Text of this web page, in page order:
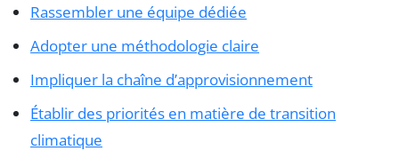
Rassembler une équipe dédiée
Adopter une méthodologie claire
Impliquer la chaîne d’approvisionnement
Établir des priorités en matière de transition
climatique